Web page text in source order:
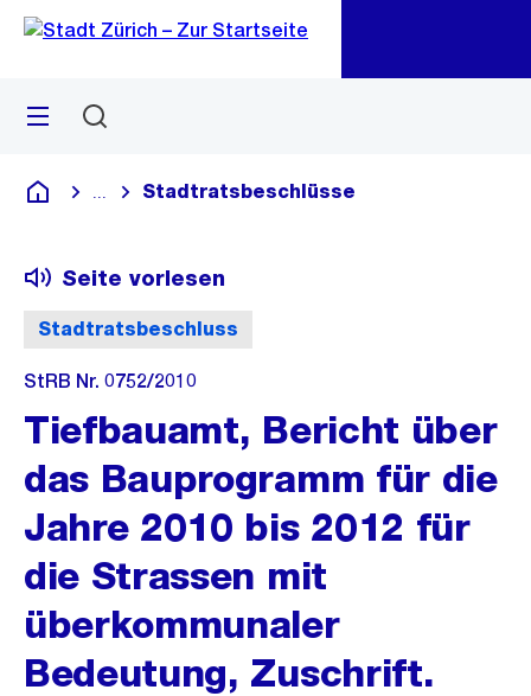
Navigation
Sprunglink
Menü
Deutsch
Blende alle Breadcrumbs ein
Stadtratsbeschlüsse
Stadtratsbeschluss
Seite vorlesen
StRB Nr. 0752/2010
Tiefbauamt, Bericht über
das Bauprogramm für die
Jahre 2010 bis 2012 für
die Strassen mit
überkommunaler
Bedeutung, Zuschrift.